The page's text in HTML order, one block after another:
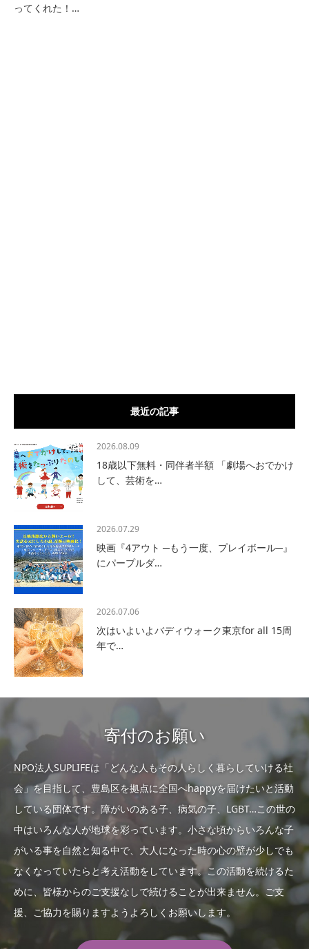
ってくれた！…
最近の記事
2026.08.09
18歳以下無料・同伴者半額 「劇場へおでかけ
して、芸術を…
2026.07.29
映画『4アウト ─もう一度、プレイボール─』
にパープルダ…
2026.07.06
次はいよいよバディウォーク東京for all 15周
年で…
寄付のお願い
NPO法人SUPLIFEは「どんな人もその人らしく暮らしていける社
会」を目指して、豊島区を拠点に全国へhappyを届けたいと活動
している団体です。障がいのある子、病気の子、LGBT…この世の
中はいろんな人が地球を彩っています。小さな頃からいろんな子
がいる事を自然と知る中で、大人になった時の心の壁が少しでも
なくなっていたらと考え活動をしています。この活動を続けるた
めに、皆様からのご支援なしで続けることが出来ません。ご支
援、ご協力を賜りますようよろしくお願いします。